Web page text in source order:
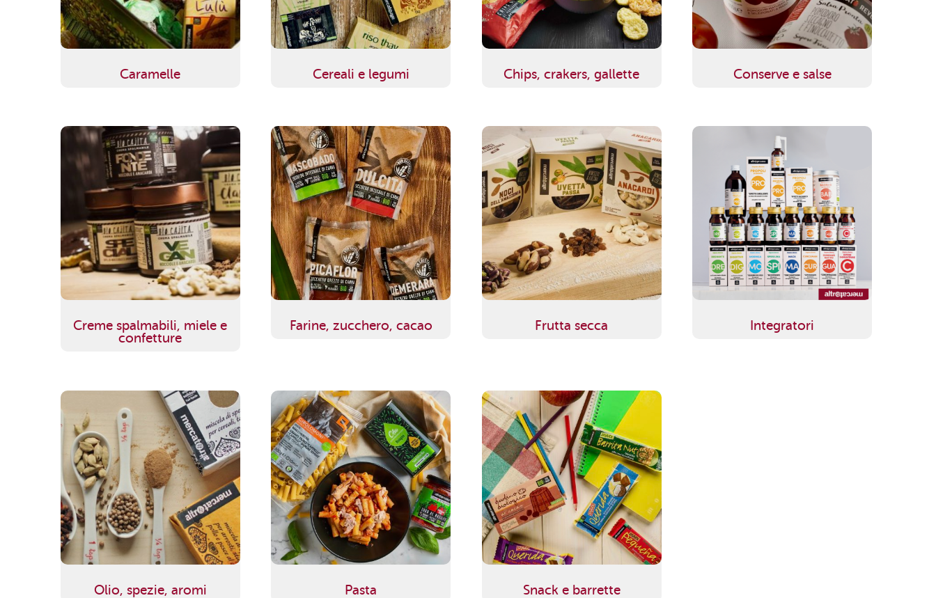
Caramelle Cereali e legumi Chips, crakers, gallette Conserve e salse
Creme spalmabili, miele e
confetture
Farine, zucchero, cacao Frutta secca Integratori
Olio, spezie, aromi Pasta Snack e barrette